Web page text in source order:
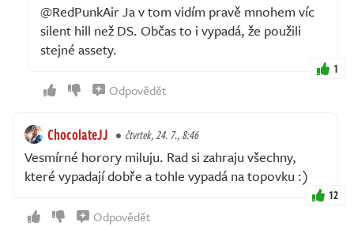
@RedPunkAir Ja v tom vidím pravě mnohem víc
silent hill než DS. Občas to i vypadá, že použili
stejné assety.
1
Odpovědět
ChocolateJJ čtvrtek, 24. 7., 8:46
Vesmírné horory miluju. Rad si zahraju všechny,
které vypadají dobře a tohle vypadá na topovku :)
12
Odpovědět